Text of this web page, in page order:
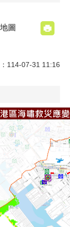
圖
114-07-31 11:16